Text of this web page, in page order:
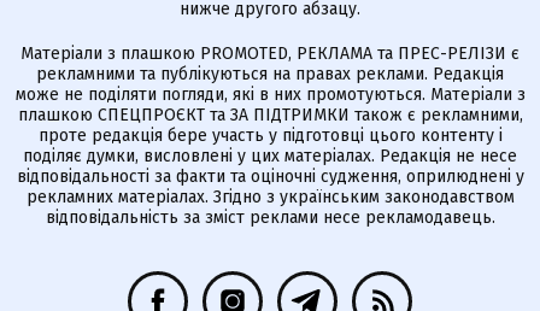
нижче другого абзацу.
Матеріали з плашкою PROMOTED, РЕКЛАМА та ПРЕС-РЕЛІЗИ є
рекламними та публікуються на правах реклами. Редакція
може не поділяти погляди, які в них промотуються. Матеріали з
плашкою СПЕЦПРОЄКТ та ЗА ПІДТРИМКИ також є рекламними,
проте редакція бере участь у підготовці цього контенту і
поділяє думки, висловлені у цих матеріалах. Редакція не несе
відповідальності за факти та оціночні судження, оприлюднені у
рекламних матеріалах. Згідно з українським законодавством
відповідальність за зміст реклами несе рекламодавець.